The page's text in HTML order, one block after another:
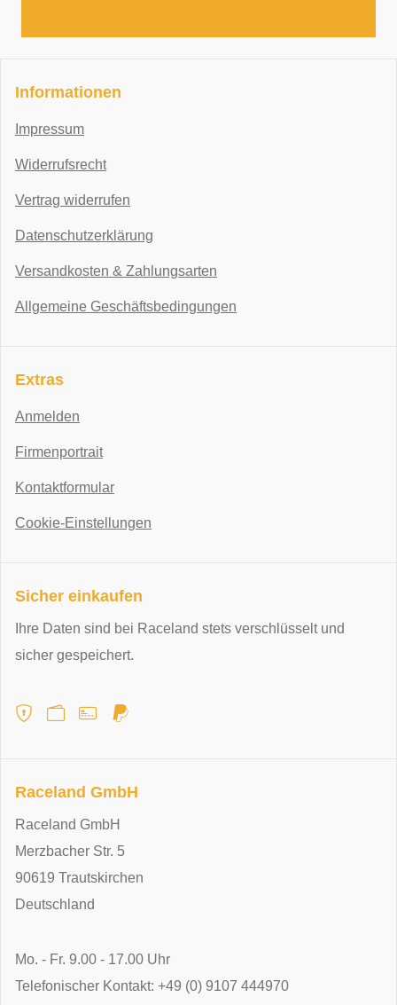
Informationen
Impressum
Widerrufsrecht
Vertrag widerrufen
Datenschutzerklärung
Versandkosten & Zahlungsarten
Allgemeine Geschäftsbedingungen
Extras
Anmelden
Firmenportrait
Kontaktformular
Cookie-Einstellungen
Sicher einkaufen
Ihre Daten sind bei Raceland stets verschlüsselt und
sicher gespeichert.
Raceland GmbH
Raceland GmbH
Merzbacher Str. 5
90619 Trautskirchen
Deutschland
Mo. - Fr. 9.00 - 17.00 Uhr
Telefonischer Kontakt: +49 (0) 9107 444970